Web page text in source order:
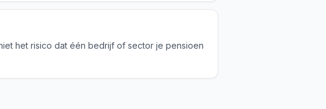
het risico dat één bedrijf of sector je pensioen